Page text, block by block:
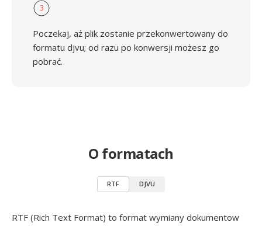
3
Poczekaj, aż plik zostanie przekonwertowany do
formatu djvu; od razu po konwersji możesz go
pobrać.
O formatach
RTF DJVU
RTF (Rich Text Format) to format wymiany dokumentow